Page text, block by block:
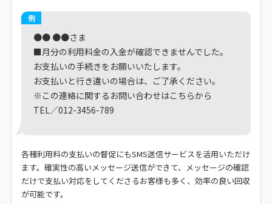
例
●● ●●さま
■月分の利用料金の入金が確認できませんでした。
お支払いの手続きをお願いいたします。
お支払いと行き違いの場合は、ご了承ください。
※この連絡に関するお問い合わせはこちらから
TEL／012-3456-789
各種利用料の支払いの督促にもSMS送信サービスを活用いただけ
ます。確実性の高いメッセージ送信ができて、メッセージの確認
だけで支払い対応をしてくださるお客様も多く、効率の良い回収
が可能です。